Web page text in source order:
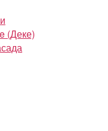
(Деке)